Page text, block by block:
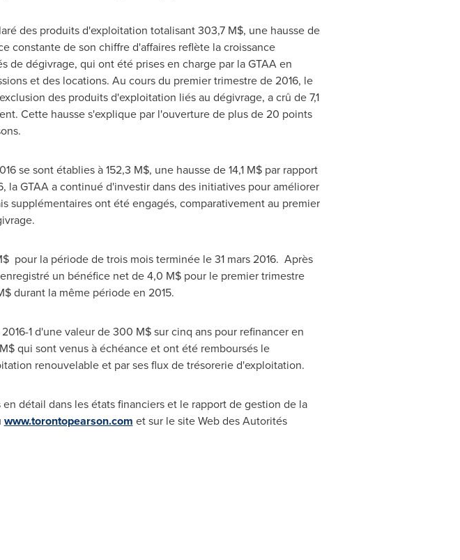
des produits d'exploitation totalisant 303,7 M$, une hausse de
constante de son chiffre d'affaires reflète la croissance
de dégivrage, qui ont été prises en charge par la GTAA en
et des locations. Au cours du premier trimestre de 2016, le
des produits d'exploitation liés au dégivrage, a crû de 7,1
Cette hausse s'explique par l'ouverture de plus de 20 points
se sont établies à 152,3 M$, une hausse de 14,1 M$ par rapport
GTAA a continué d'investir dans des initiatives pour améliorer
supplémentaires ont été engagés, comparativement au premier
pour la période de trois mois terminée le 31 mars 2016. Après
un bénéfice net de 4,0 M$ pour le premier trimestre
durant la même période en 2015.
1 d'une valeur de 300 M$ sur cinq ans pour refinancer en
qui sont venus à échéance et ont été remboursés le
renouvelable et par ses flux de trésorerie d'exploitation.
détail dans les états financiers et le rapport de gestion de la
www.torontopearson.com et sur le site Web des Autorités